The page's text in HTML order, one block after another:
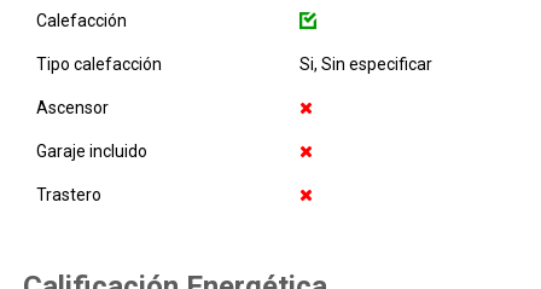
Calefacción
Tipo calefacción Si, Sin especificar
Ascensor
Garaje incluido
Trastero